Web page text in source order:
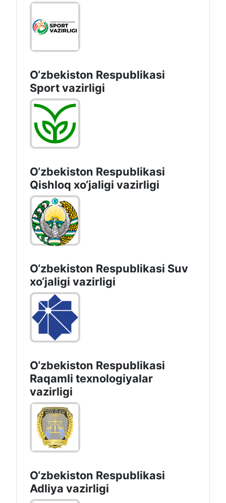
O‘zbekiston Respublikasi
Sport vazirligi
O‘zbekiston Respublikasi
Qishloq хo‘jаligi vаzirligi
O‘zbekiston Respublikasi Suv
хo‘jaligi vazirligi
O‘zbekiston Respublikasi
Raqamli texnologiyalar
vazirligi
O‘zbekiston Respublikasi
Adliya vazirligi